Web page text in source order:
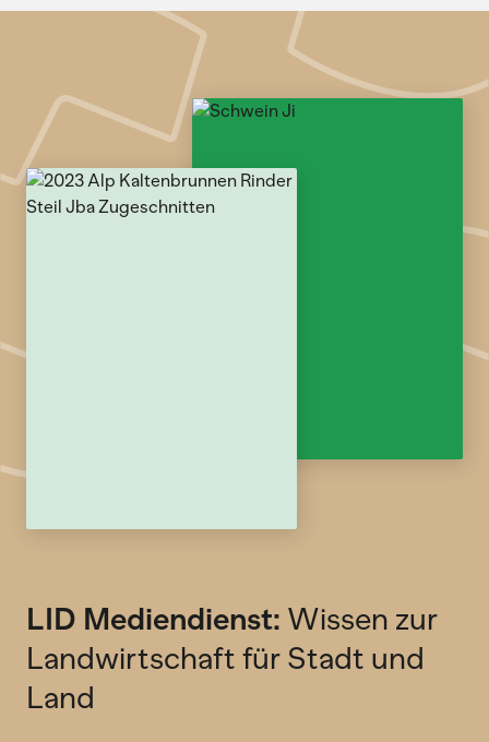
LID Mediendienst: Wissen zur
Landwirtschaft für Stadt und
Land